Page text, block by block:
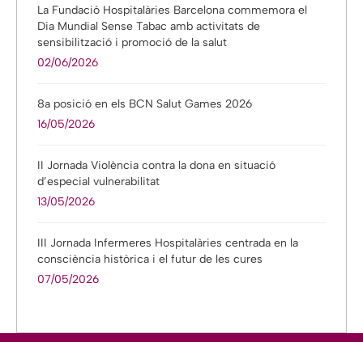
La Fundació Hospitalàries Barcelona commemora el
Dia Mundial Sense Tabac amb activitats de
sensibilització i promoció de la salut
02/06/2026
8a posició en els BCN Salut Games 2026
16/05/2026
II Jornada Violència contra la dona en situació
d’especial vulnerabilitat
13/05/2026
III Jornada Infermeres Hospitalàries centrada en la
consciència històrica i el futur de les cures
07/05/2026